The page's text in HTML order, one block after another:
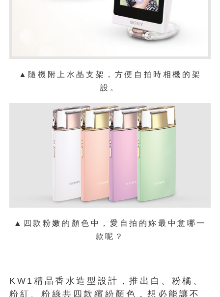
▲隨機附上水晶支架，方便自拍時相機的架
設。
▲四款粉嫩的顏色中，愛自拍的妳最中意哪一
款呢？
KW1精品香水造型設計，推出白、粉橘、
粉紅、粉綠共四款繽紛顏色，想必能讓不